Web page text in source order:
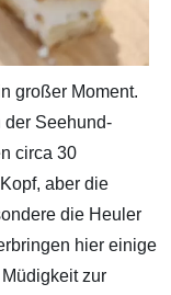
großer Moment.
der Seehund-
circa 30
aber die
die Heuler
hier einige
zur